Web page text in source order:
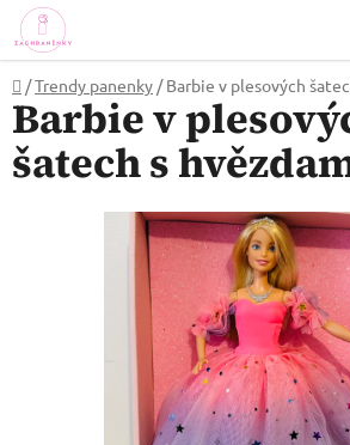
Přejít
na
obsah
Domů
/Trendy panenky / Barbie v plesových
Barbie v
šatech s